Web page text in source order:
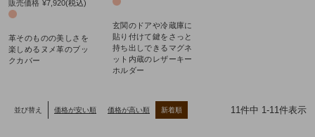
販売価格 ¥7,920 税込
革そのものの美しさを
楽しめるヌメ革のブッ
クカバー
玄関のドアや冷蔵庫に
貼り付けて鍵をさっと
持ち出しできるマグネ
ット内蔵のレザーキー
ホルダー
並び替え 価格が安い順 価格が高い順 新着順 11件中 1-11件表示